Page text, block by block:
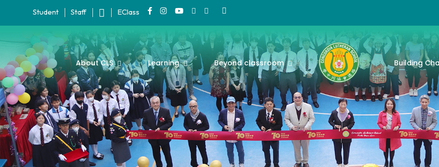
Student Staff EClass
About CLS Learning Beyond classroom Building